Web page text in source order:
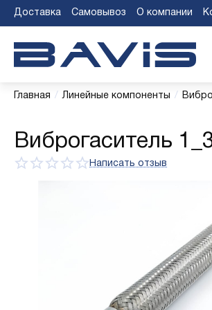
Доставка Самовывоз О компании
Главная / Линейные компоненты /
Виброгаситель
Написать отзыв